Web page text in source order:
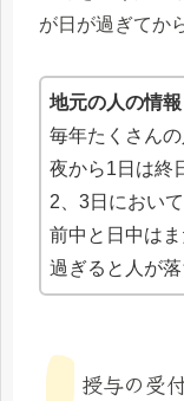
が日が過ぎてか
地元の人の情報
毎年たくさん
夜から1日は終
2、3日におい
前中と日中は
過ぎると人が落
授与の受